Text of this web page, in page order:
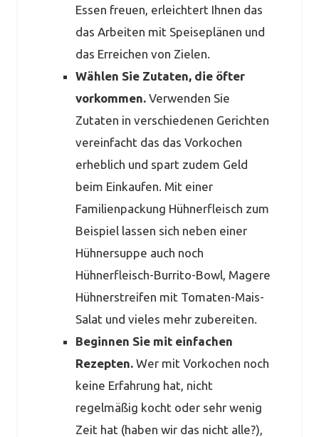
Essen freuen, erleichtert Ihnen das
das Arbeiten mit Speiseplänen und
das Erreichen von Zielen.
Wählen Sie Zutaten, die öfter
vorkommen. Verwenden Sie
Zutaten in verschiedenen Gerichten
vereinfacht das das Vorkochen
erheblich und spart zudem Geld
beim Einkaufen. Mit einer
Familienpackung Hühnerfleisch zum
Beispiel lassen sich neben einer
Hühnersuppe auch noch
Hühnerfleisch-Burrito-Bowl, Magere
Hühnerstreifen mit Tomaten-Mais-
Salat und vieles mehr zubereiten.
Beginnen Sie mit einfachen
Rezepten. Wer mit Vorkochen noch
keine Erfahrung hat, nicht
regelmäßig kocht oder sehr wenig
Zeit hat (haben wir das nicht alle?),